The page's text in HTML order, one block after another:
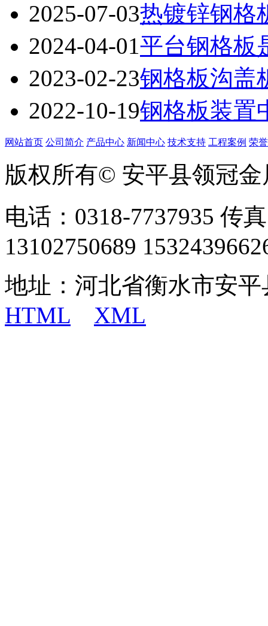
2025-07-03热镀锌钢格
2024-04-01平台钢格板
2023-02-23钢格板沟盖
2022-10-19钢格板装置
网站首页 公司简介 产品中心 新闻中心 技术支持 工程案例 荣
版权所有© 安平县领冠
电话：0318-7737935 传
13102750689
地址：河北省衡水市安
HTML
XML